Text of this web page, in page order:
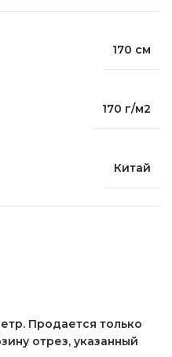
Продается только
отрез, указанный
170 см
170 г/м2
Китай